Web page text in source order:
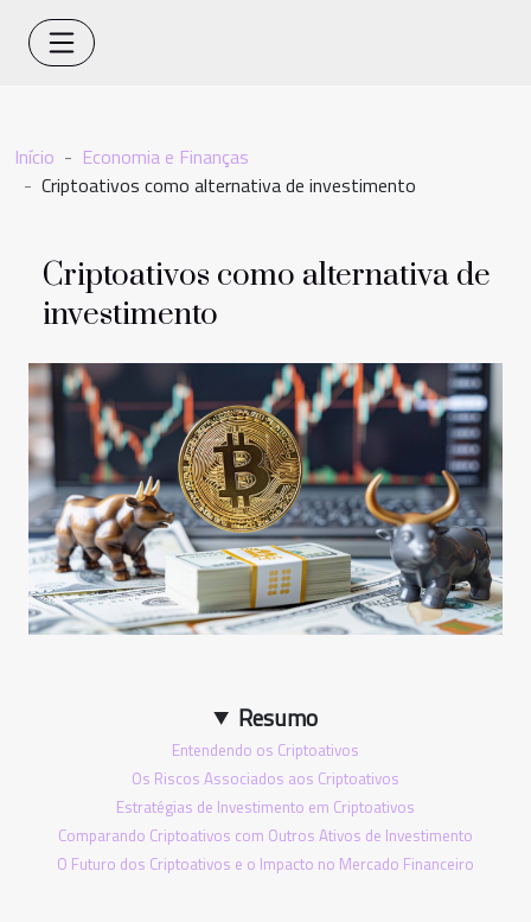
Início
Economia e Finanças
Criptoativos como alternativa de investimento
Criptoativos como alternativa de
investimento
Resumo
Entendendo os Criptoativos
Os Riscos Associados aos Criptoativos
Estratégias de Investimento em Criptoativos
Comparando Criptoativos com Outros Ativos de Investimento
O Futuro dos Criptoativos e o Impacto no Mercado Financeiro